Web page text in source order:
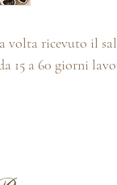
volta ricevuto il
15 a 60 giorni